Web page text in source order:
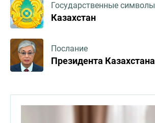
Государственные символы
Казахстан
Послание
Президента Казахстана